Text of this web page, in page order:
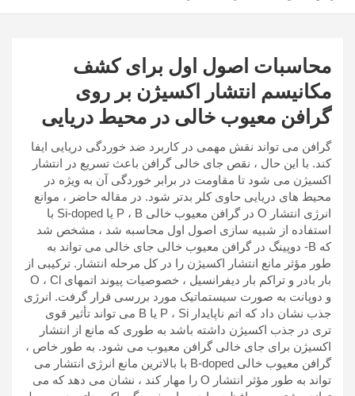
محاسبات اصول اول برای کشف
مکانیسم انتشار اکسیژن بر روی
گرافن معیوب خالی در محیط دریایی
گرافن می تواند نقش مهمی در کاربرد ضد خوردگی دریایی ایفا
کند. با این حال ، نقص جای خالی گرافن باعث تسریع در انتشار
اکسیژن می شود تا مقاومت در برابر خوردگی آن به ویژه در
محیط های دریایی حاوی کلر بدتر شود. در مقاله حاضر ، موانع
انرژی انتشار O در گرافن معیوب خالی P ، B یا Si-doped با
استفاده از شبیه سازی اصول اول محاسبه شد ، مشخص شد
که B- دوپینگ در گرافن معیوب خالی جای خالی می تواند به
طور مؤثر مانع انتشار اکسیژن را در کل مرحله انتشار. ترکیبی از
بار بادر و تراکم بار دیفرانسیل ، خصوصیات پیوند اتمهای O ، Cl
و دوپانت به صورت سیستماتیک مورد بررسی قرار گرفت. انرژی
جذب نشان داد که اتم ناپایدار P ، Si یا B می تواند تأثیر قوی
تری در جذب اکسیژن داشته باشد به طوری که مانع از انتشار
اکسیژن برای جای خالی گرافن معیوب می شود. به طور خاص ،
گرافن معیوب خالی B-doped با بالاترین مانع انرژی انتشار می
تواند به طور مؤثر انتشار O را مهار کند ، نشان می دهد که می